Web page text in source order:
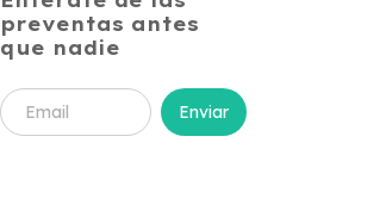
preventas antes
que nadie